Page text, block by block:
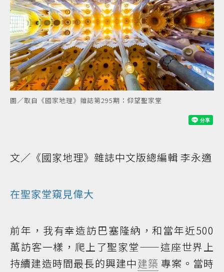
圖／取自《國家地理》雜誌第295期：仰望聖家堂
文／《國家地理》雜誌中文版總編輯 李永適
在聖家堂窺見偉大
前年，我有幸造訪巴塞隆納，和當年近500
萬訪客一樣，爬上了聖家堂——這座世界上
持續建造時間最長的興建中建築 專案。當時